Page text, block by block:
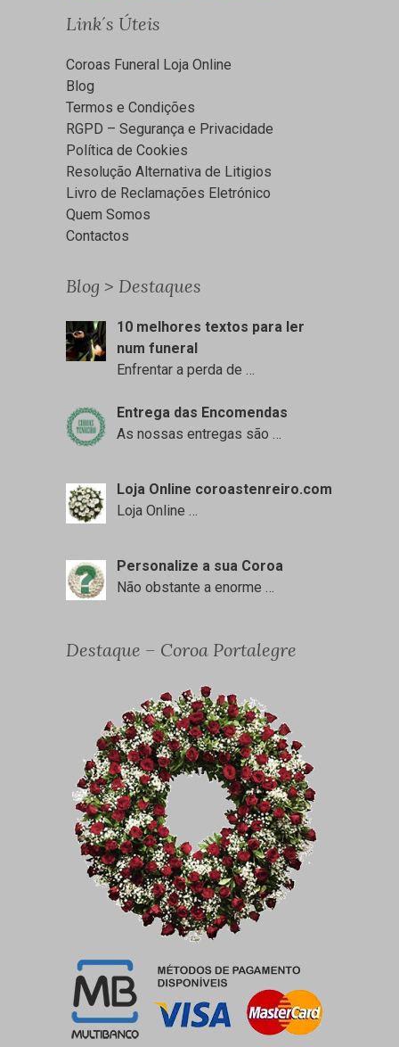
Link´s Úteis
Coroas Funeral Loja Online
Blog
Termos e Condições
RGPD – Segurança e Privacidade
Política de Cookies
Resolução Alternativa de Litigios
Livro de Reclamações Eletrónico
Quem Somos
Contactos
Blog > Destaques
10 melhores textos para ler
num funeral
Enfrentar a perda de …
Entrega das Encomendas
As nossas entregas são …
Loja Online coroastenreiro.com
Loja Online …
Personalize a sua Coroa
Não obstante a enorme …
Destaque – Coroa Portalegre